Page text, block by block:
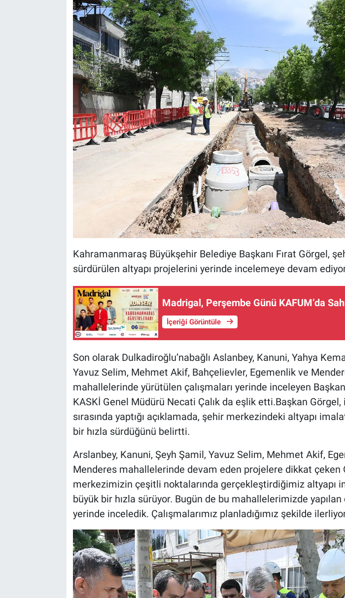
Kahramanmaraş Büyükşehir Belediye Başkanı Fırat Görgel,
sürdürülen altyapı projelerini yerinde incelemeye devam
Madrigal, Perşembe Günü KAFUM’da
İçeriği Görüntüle
Son olarak Dulkadiroğlu’nabağlı Aslanbey, Kanuni, Yahya
Yavuz Selim, Mehmet Akif, Bahçelievler, Egemenlik ve
mahallelerinde yürütülen çalışmaları yerinde inceleyen Başkan
KASKİ Genel Müdürü Necati Çalık da eşlik etti.Başkan
sırasında yaptığı açıklamada, şehir merkezindeki altyapı
bir hızla sürdüğünü belirtti.
Arslanbey, Kanuni, Şeyh Şamil, Yavuz Selim, Mehmet Akif,
Menderes mahallelerinde devam eden projelere dikkat çeken
merkezimizin çeşitli noktalarında gerçekleştirdiğimiz altyapı
büyük bir hızla sürüyor. Bugün de bu mahallelerimizde yapılan
yerinde inceledik. Çalışmalarımız planladığımız şekilde